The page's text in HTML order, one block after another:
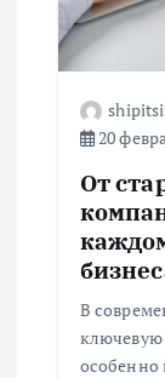
п
20
От
В
ключевую
особенно